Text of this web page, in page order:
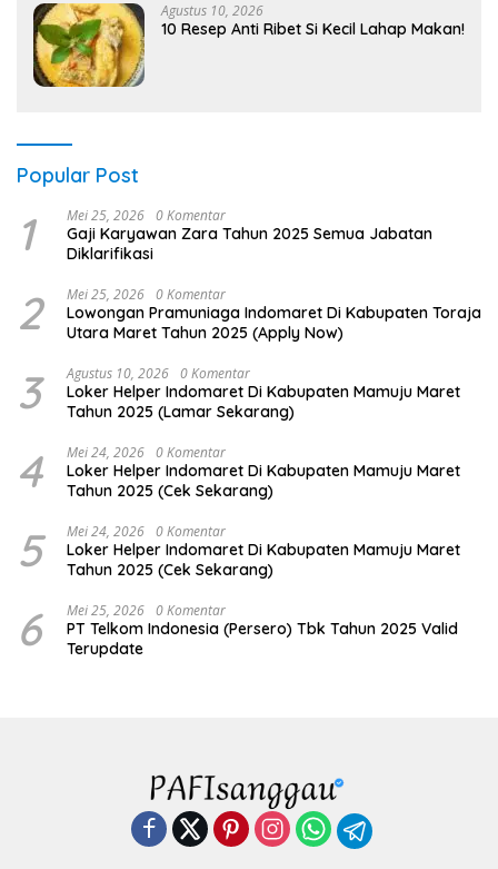
Agustus 10, 2026
10 Resep Anti Ribet Si Kecil Lahap Makan!
Popular Post
1 Mei 25, 2026 0 Komentar
Gaji Karyawan Zara Tahun 2025 Semua Jabatan
Diklarifikasi
2 Mei 25, 2026 0 Komentar
Lowongan Pramuniaga Indomaret Di Kabupaten Toraja
Utara Maret Tahun 2025 (Apply Now)
3 Agustus 10, 2026 0 Komentar
Loker Helper Indomaret Di Kabupaten Mamuju Maret
Tahun 2025 (Lamar Sekarang)
4 Mei 24, 2026 0 Komentar
Loker Helper Indomaret Di Kabupaten Mamuju Maret
Tahun 2025 (Cek Sekarang)
5 Mei 24, 2026 0 Komentar
Loker Helper Indomaret Di Kabupaten Mamuju Maret
Tahun 2025 (Cek Sekarang)
6 Mei 25, 2026 0 Komentar
PT Telkom Indonesia (Persero) Tbk Tahun 2025 Valid
Terupdate